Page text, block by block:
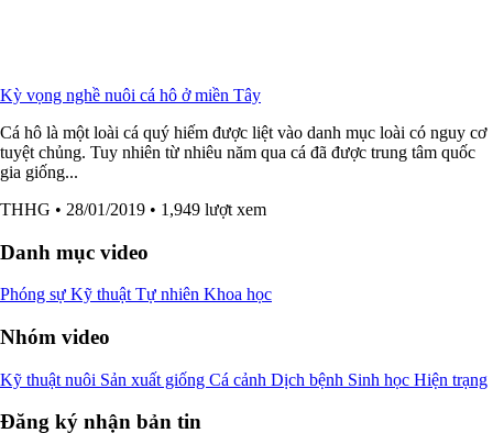
Kỳ vọng nghề nuôi cá hô ở miền Tây
Cá hô là một loài cá quý hiếm được liệt vào danh mục loài có nguy cơ
tuyệt chủng. Tuy nhiên từ nhiêu năm qua cá đã được trung tâm quốc
gia giống...
THHG • 28/01/2019 • 1,949 lượt xem
Danh mục video
Phóng sự Kỹ thuật Tự nhiên Khoa học
Nhóm video
Kỹ thuật nuôi Sản xuất giống Cá cảnh Dịch bệnh Sinh học Hiện trạng
Đăng ký nhận bản tin